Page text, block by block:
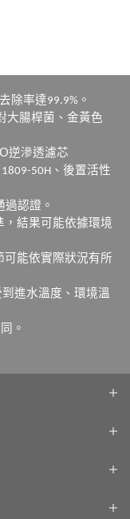
除率達99.9% 。
大腸桿菌、金黃色
逆滲透濾芯
1809-50H 、後置活性
過認證。
，結果可能依據環境
可能依實際狀況有所
進水溫度、環境溫
。